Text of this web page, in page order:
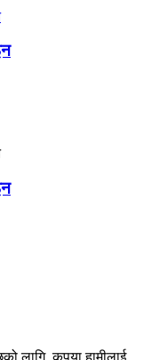
लागि, कृपया हामीलाई